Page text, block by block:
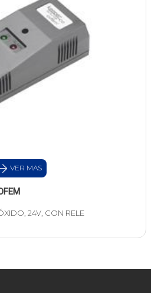
VER MAS
24V, CON RELE